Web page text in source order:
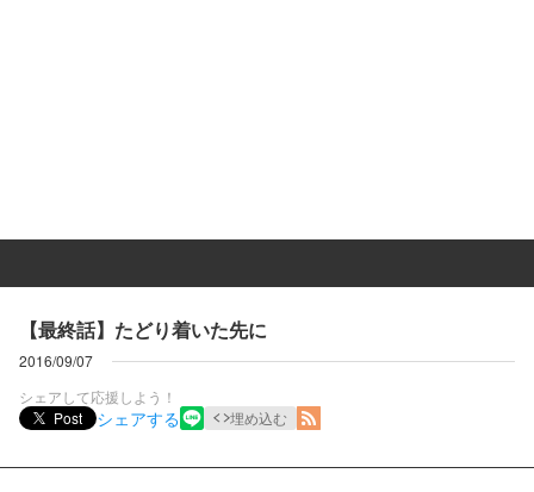
【最終話】たどり着いた先に
2016/09/07
シェアして応援しよう！
Post
シェアする 埋め込む